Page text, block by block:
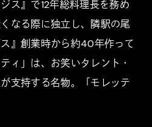
ス』で12年総料理長を務め
なる際に独立し、隣駅の尾
』創業時から約40年作って
ィ」は、お笑いタレント・
支持する名物。「モレッテ